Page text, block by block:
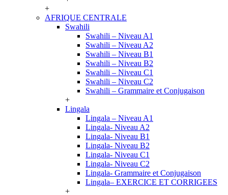
+
AFRIQUE CENTRALE
Swahili
Swahili – Niveau A1
Swahili – Niveau A2
Swahili – Niveau B1
Swahili – Niveau B2
Swahili – Niveau C1
Swahili – Niveau C2
Swahili – Grammaire et Conjugaison
+
Lingala
Lingala – Niveau A1
Lingala- Niveau A2
Lingala- Niveau B1
Lingala- Niveau B2
Lingala- Niveau C1
Lingala- Niveau C2
Lingala- Grammaire et Conjugaison
Lingala– EXERCICE ET CORRIGEES
+